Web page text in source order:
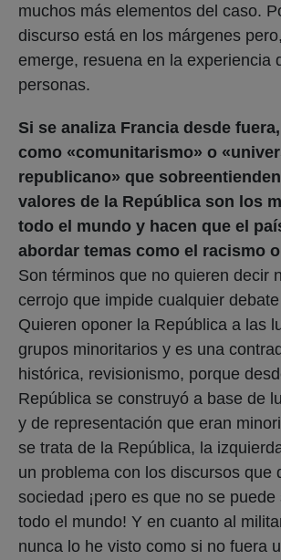
muchos más elementos del caso.
discurso está en los márgenes
emerge, resuena en la experiencia
personas.
Si se analiza Francia desde
como «comunitarismo» o
republicano» que
valores de la República son los
todo el mundo y hacen que el
abordar temas como el racismo
Son términos que no quieren decir
cerrojo que impide cualquier
Quieren oponer la República a las
grupos minoritarios y es una
histórica, revisionismo, porque
República se construyó a base de
y de representación que eran
se trata de la República, la
un problema con los discursos que
sociedad ¡pero es que no se
todo el mundo! Y en cuanto al
nunca lo he visto como si no fuera